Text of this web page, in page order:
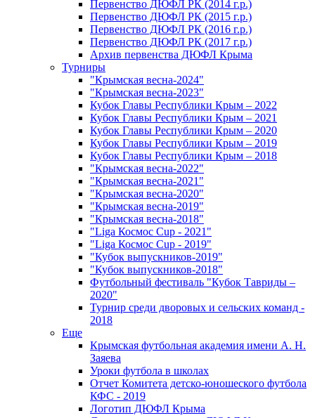
Первенство ДЮФЛ РК (2014 г.р.)
Первенство ДЮФЛ РК (2015 г.р.)
Первенство ДЮФЛ РК (2016 г.р.)
Первенство ДЮФЛ РК (2017 г.р.)
Архив первенства ДЮФЛ Крыма
Турниры
"Крымская весна-2024"
"Крымская весна-2023"
Кубок Главы Республики Крым – 2022
Кубок Главы Республики Крым – 2021
Кубок Главы Республики Крым – 2020
Кубок Главы Республики Крым – 2019
Кубок Главы Республики Крым – 2018
"Крымская весна-2022"
"Крымская весна-2021"
"Крымская весна-2020"
"Крымская весна-2019"
"Крымская весна-2018"
"Liga Космос Cup - 2021"
"Liga Космос Cup - 2019"
"Кубок выпускников-2019"
"Кубок выпускников-2018"
Футбольный фестиваль "Кубок Тавриды –
2020"
Турнир среди дворовых и сельских команд -
2018
Еще
Крымская футбольная академия имени А. Н.
Заяева
Уроки футбола в школах
Отчет Комитета детско-юношеского футбола
КФС - 2019
Логотип ДЮФЛ Крыма